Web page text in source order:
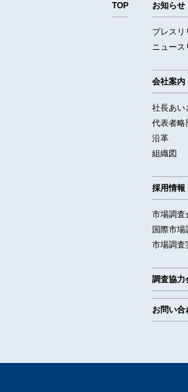
TOP お知らせ
プレスリ
ニュース
会社案内
社長あい
代表者略
沿革
組織図
採用情報
市場調査
国際市場
市場調査
調査協力
お問い合